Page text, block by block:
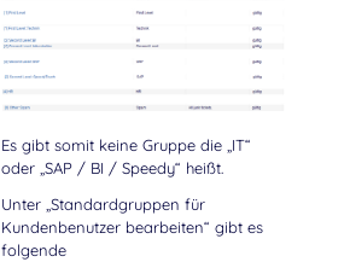
Es gibt somit keine Gruppe die „IT“
oder „SAP / BI / Speedy“ heißt.
Unter „Standardgruppen für
Kundenbenutzer bearbeiten“ gibt es
folgende